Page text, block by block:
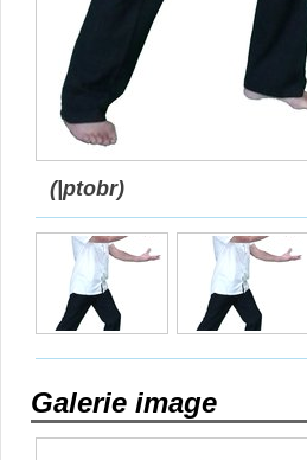
(|ptobr)
Galerie image